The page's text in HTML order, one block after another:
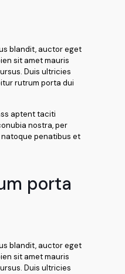
blandit, auctor eget
sit amet mauris
Duis ultricies
rutrum porta dui
aptent taciti
nostra, per
penatibus et
porta
blandit, auctor eget
sit amet mauris
Duis ultricies